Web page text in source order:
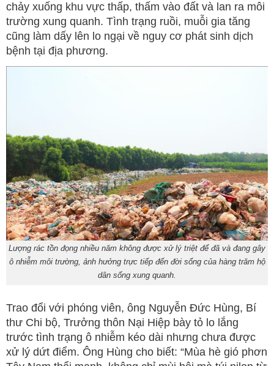
chảy xuống khu vực thấp, thấm vào đất và lan ra môi
trường xung quanh. Tình trạng ruồi, muỗi gia tăng
cũng làm dấy lên lo ngại về nguy cơ phát sinh dịch
bệnh tại địa phương.
Lượng rác tồn đọng nhiều năm không được xử lý triệt để đã và đang gây
ô nhiễm môi trường, ảnh hưởng trực tiếp đến đời sống của hàng trăm hộ
dân sống xung quanh.
Trao đổi với phóng viên, ông Nguyễn Đức Hùng, Bí
thư Chi bộ, Trưởng thôn Nại Hiệp bày tỏ lo lắng
trước tình trạng ô nhiễm kéo dài nhưng chưa được
xử lý dứt điểm. Ông Hùng cho biết: “Mùa hè gió phơn